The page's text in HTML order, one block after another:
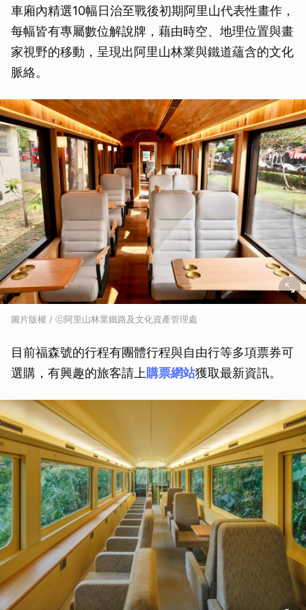
車廂內精選10幅日治至戰後初期阿里山代表性畫作，
每幅皆有專屬數位解說牌，藉由時空、地理位置與畫
家視野的移動，呈現出阿里山林業與鐵道蘊含的文化
脈絡。
圖片版權 / ⓒ阿里山林業鐵路及文化資產管理處
目前福森號的行程有團體行程與自由行等多項票券可
選購，有興趣的旅客請上購票網站獲取最新資訊。